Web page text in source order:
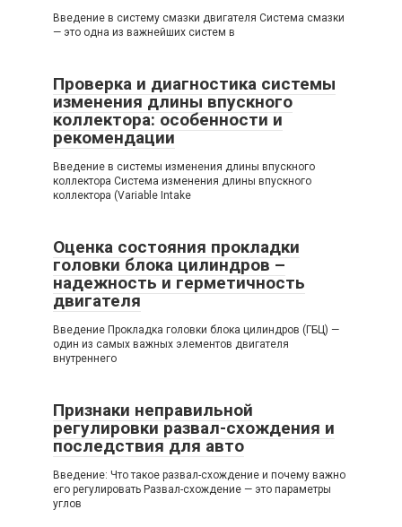
Введение в систему смазки двигателя Система смазки
— это одна из важнейших систем в
Проверка и диагностика системы
изменения длины впускного
коллектора: особенности и
рекомендации
Введение в системы изменения длины впускного
коллектора Система изменения длины впускного
коллектора (Variable Intake
Оценка состояния прокладки
головки блока цилиндров –
надежность и герметичность
двигателя
Введение Прокладка головки блока цилиндров (ГБЦ) —
один из самых важных элементов двигателя
внутреннего
Признаки неправильной
регулировки развал-схождения и
последствия для авто
Введение: Что такое развал-схождение и почему важно
его регулировать Развал-схождение — это параметры
углов